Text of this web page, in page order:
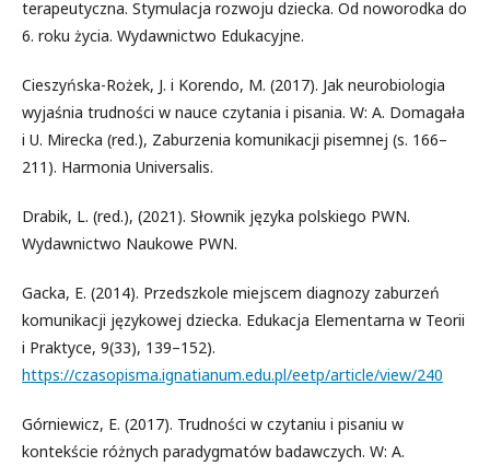
terapeutyczna. Stymulacja rozwoju dziecka. Od noworodka do
6. roku życia. Wydawnictwo Edukacyjne.
Cieszyńska-Rożek, J. i Korendo, M. (2017). Jak neurobiologia
wyjaśnia trudności w nauce czytania i pisania. W: A. Domagała
i U. Mirecka (red.), Zaburzenia komunikacji pisemnej (s. 166–
211). Harmonia Universalis.
Drabik, L. (red.), (2021). Słownik języka polskiego PWN.
Wydawnictwo Naukowe PWN.
Gacka, E. (2014). Przedszkole miejscem diagnozy zaburzeń
komunikacji językowej dziecka. Edukacja Elementarna w Teorii
i Praktyce, 9(33), 139–152).
https://czasopisma.ignatianum.edu.pl/eetp/article/view/240
Górniewicz, E. (2017). Trudności w czytaniu i pisaniu w
kontekście różnych paradygmatów badawczych. W: A.